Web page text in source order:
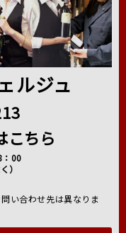
ルジュ
こちら
00
）
い合わせ先は異なりま